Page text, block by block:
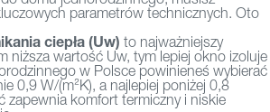
parametrów technicznych. Oto
ciepła (Uw) to najważniejszy
niższa wartość Uw, tym lepiej okno izoluje
w Polsce powinieneś wybierać
0,9 W/(m²K), a najlepiej poniżej 0,8
zapewnia komfort termiczny i niskie